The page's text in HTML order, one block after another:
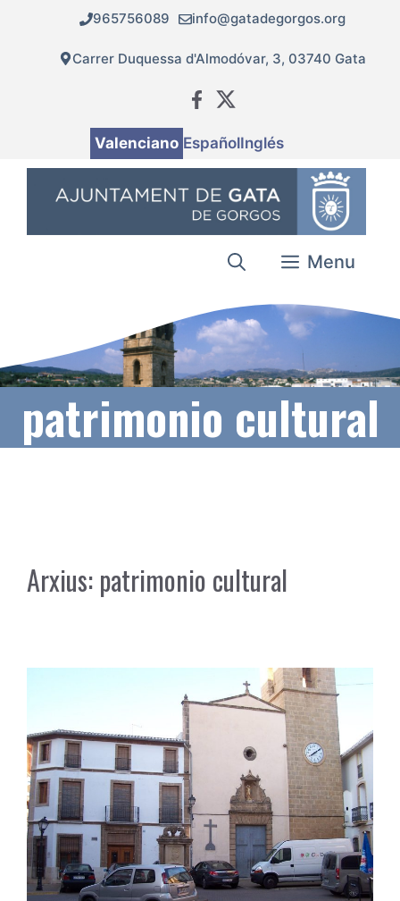
contingut
965756089 info@gatadegorgos.org
Carrer Duquessa d'Almodóvar, 3, 03740 Gata
Valenciano EspañolInglés
Menu
patrimonio cultural
Arxius: patrimonio cultural